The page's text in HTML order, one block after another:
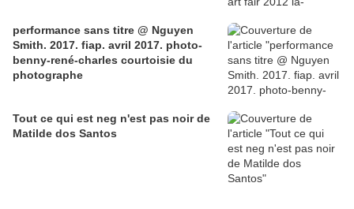
performance sans titre @ Nguyen
Smith. 2017. fiap. avril 2017. photo-
benny-rené-charles courtoisie du
photographe
Tout ce qui est neg n'est pas noir de
Matilde dos Santos